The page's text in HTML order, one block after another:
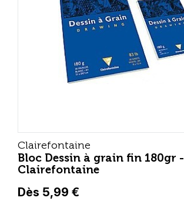
Clairefontaine
Bloc Dessin à grain fin 180gr -
Clairefontaine
Dès 5,99 €